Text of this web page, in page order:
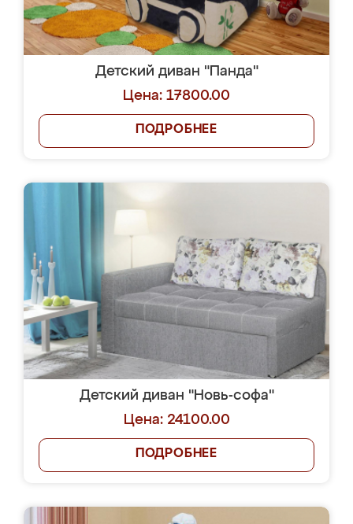
Детский диван "Панда"
Цена: 17800.00
ПОДРОБНЕЕ
Детский диван "Новь-софа"
Цена: 24100.00
ПОДРОБНЕЕ